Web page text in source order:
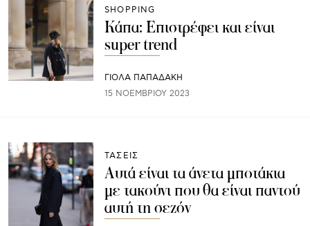
SHOPPING
Κάπα: Επιστρέφει και είναι
super trend
ΓΙΌΛΑ ΠΑΠΑΔΆΚΗ
15 ΝΟΕΜΒΡΊΟΥ 2023
ΤΑΣΕΙΣ
Αυτά είναι τα άνετα μποτάκια
με τακούνι που θα είναι παντού
αυτή τη σεζόν